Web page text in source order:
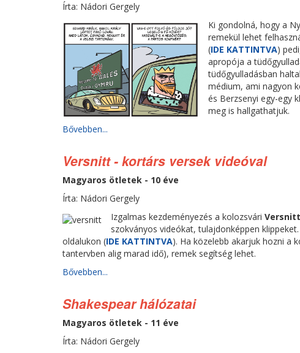
Írta: Nádori Gergely
Ki gondolná, hogy a
remekül lehet
(IDE KATTINTVA)
apropója a
tüdőgyulladásban
médium, ami nagyon
és Berzsenyi egy-egy
meg is hallgathatjuk.
Bővebben...
Versnitt - kortárs versek videóval
Magyaros ötletek - 10 éve
Írta: Nádori Gergely
Izgalmas kezdeményezés a kolozsvári Versnitt
szokványos videókat, tulajdonképpen
oldalukon (IDE KATTINTVA). Ha közelebb akarjuk hozni a
tantervben alig marad idő), remek segítség lehet.
Bővebben...
Shakespear hálózatai
Magyaros ötletek - 11 éve
Írta: Nádori Gergely